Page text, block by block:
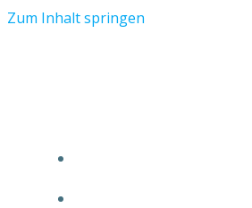
Zum Inhalt springen